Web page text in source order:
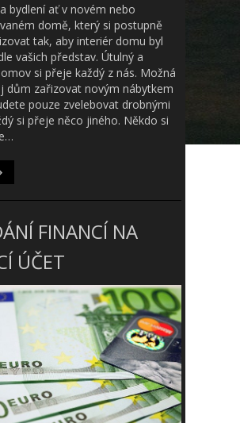
bydlení ať v novém nebo
domě, který si postupně
tak, aby interiér domu byl
vašich představ. Útulný a
si přeje každý z nás. Možná
dům zařizovat novým nábytkem
pouze zvelebovat drobnými
si přeje něco jiného. Někdo si
FINANCÍ NA
ÚČET